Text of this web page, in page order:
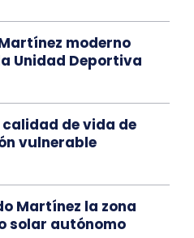
moderno
Unidad Deportiva
de vida de
vulnerable
Martínez la zona
solar autónomo